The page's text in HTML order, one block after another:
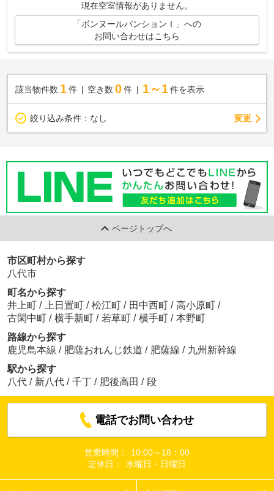
現在空室情報がありません。
「ボンヌールパンションⅠ」への
お問い合わせはこちら
該当物件数 1件 空き数 0 件 1～1 件を表示
絞り込み条件： なし 変更
ページトップへ
市区町村から探す
八代市
町名から探す
井上町 / 上日置町 / 松江町 / 田中西町 / 高小原町 /
古閑中町 / 横手新町 / 若草町 / 横手町 / 本野町
路線から探す
鹿児島本線 / 肥薩おれんじ鉄道 / 肥薩線 / 九州新幹線
駅から探す
八代 / 新八代 / 千丁 / 肥後高田 / 段
電話でお問い合わせ
営業時間：
10:00～18：00
定休日：
水曜日・日曜日